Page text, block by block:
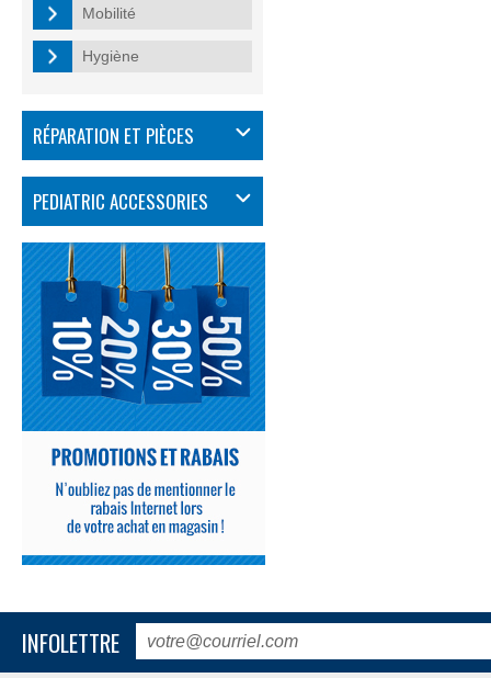
Mobilité
Hygiène
RÉPARATION ET PIÈCES
PEDIATRIC ACCESSORIES
INFOLETTRE